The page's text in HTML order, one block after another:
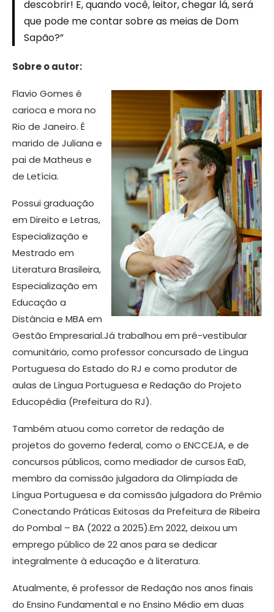
descobrir! E, quando você, leitor, chegar lá, será
que pode me contar sobre as meias de Dom
Sapão?”
Sobre o autor:
Flavio Gomes é
carioca e mora no
Rio de Janeiro. É
marido de Juliana e
pai de Matheus e
de Letícia.
Possui graduação
em Direito e Letras,
Especialização e
Mestrado em
Literatura Brasileira,
Especialização em
Educação a
Distância e MBA em
Gestão Empresarial.Já trabalhou em pré-vestibular
comunitário, como professor concursado de Língua
Portuguesa do Estado do RJ e como produtor de
aulas de Língua Portuguesa e Redação do Projeto
Educopédia (Prefeitura do RJ).
Também atuou como corretor de redação de
projetos do governo federal, como o ENCCEJA, e de
concursos públicos, como mediador de cursos EaD,
membro da comissão julgadora da Olimpíada de
Língua Portuguesa e da comissão julgadora do Prêmio
Conectando Práticas Exitosas da Prefeitura de Ribeira
do Pombal – BA (2022 a 2025).Em 2022, deixou um
emprego público de 22 anos para se dedicar
integralmente à educação e à literatura.
Atualmente, é professor de Redação nos anos finais
do Ensino Fundamental e no Ensino Médio em duas